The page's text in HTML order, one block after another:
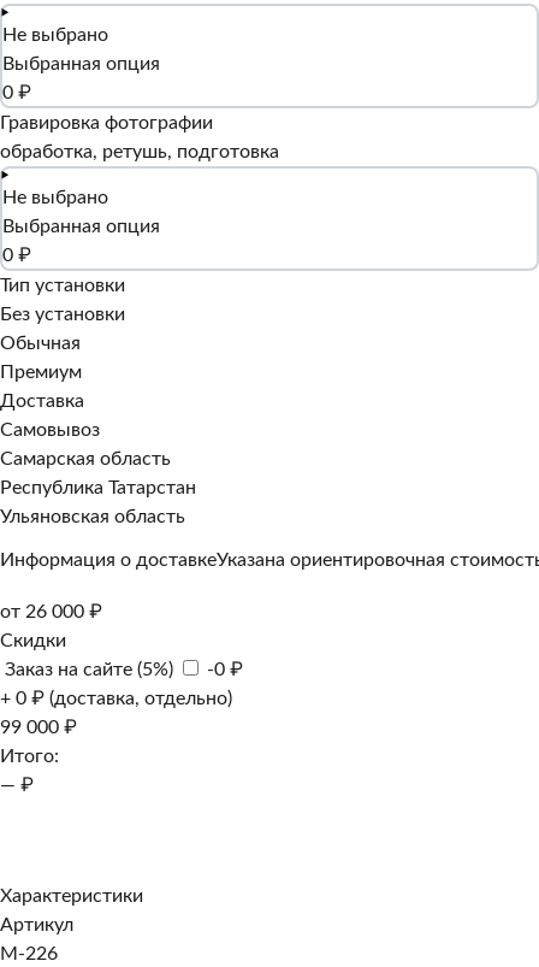
Не выбрано
Выбранная опция
0 ₽
Гравировка фотографии
обработка, ретушь, подготовка
Не выбрано
Выбранная опция
0 ₽
Тип установки
Без установки
Обычная
Премиум
Доставка
Самовывоз
Самарская область
Республика Татарстан
Ульяновская область
Информация о доставкеУказана ориентировочная
от 26 000 ₽
Скидки
Заказ на сайте (5%)
-0 ₽
+ 0 ₽ (доставка, отдельно)
99 000 ₽
Итого:
— ₽
Характеристики
Артикул
M-226